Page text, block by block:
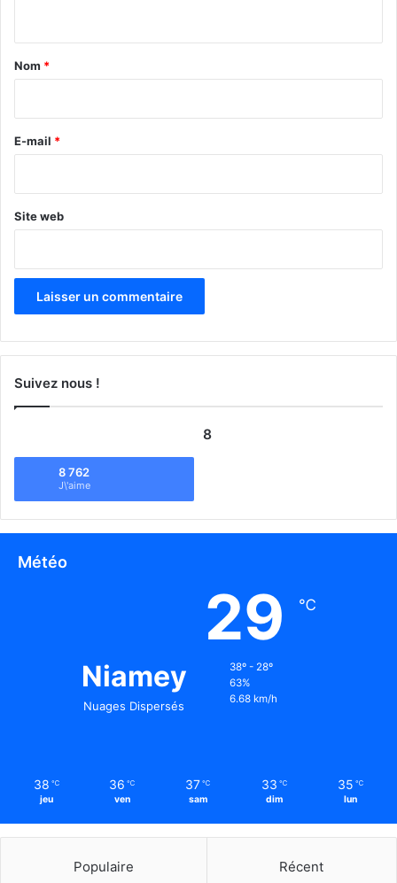
a
e
Nom *
E-mail *
Site web
Suivez nous !
8
8 762
J\'aime
Météo
Niamey
Nuages Dispersés
29 ℃
38º - 28º
63%
6.68 km/h
38 ℃
jeu
36 ℃
ven
37 ℃
sam
33 ℃
dim
35 ℃
lun
Populaire Récent